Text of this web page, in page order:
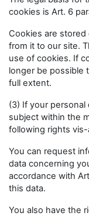
cookies is Art. 6
Cookies are
from it to our site.
use of cookies. If
longer be possible
full extent.
(3) If your personal
subject within the
following rights
You can request
data concerning
accordance with
this data.
You also have the